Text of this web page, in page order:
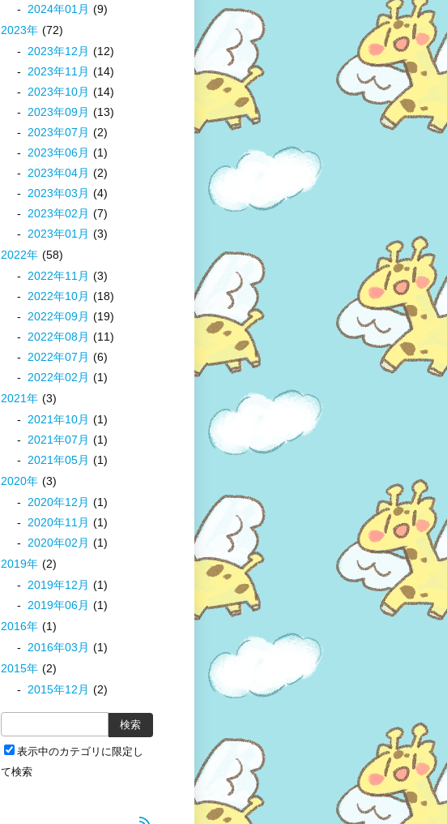
2024年01 月 (9)
2023年 (72)
2023年12 月 (12)
2023年11 月 (14)
2023年10月 (14)
2023年09月 (13)
2023年07 月 (2)
2023年06月 (1)
2023年04月 (2)
2023年03 月 (4)
2023年02 月 (7)
2023年01 月 (3)
2022年 (58)
2022年11 月 (3)
2022年10月 (18)
2022年09月 (19)
2022年08月 (11)
2022年07 月 (6)
2022年02 月 (1)
2021年 (3)
2021年10月 (1)
2021年07 月 (1)
2021年05月 (1)
2020年 (3)
2020年12 月 (1)
2020年11 月 (1)
2020年02 月 (1)
2019年 (2)
2019年12 月 (1)
2019年06月 (1)
2016年 (1)
2016年03 月 (1)
2015年 (2)
2015年12 月 (2)
表示中のカテゴリに限定し
て検索